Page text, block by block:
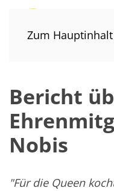
Zum
Bericht
Nobis
"Für die Queen